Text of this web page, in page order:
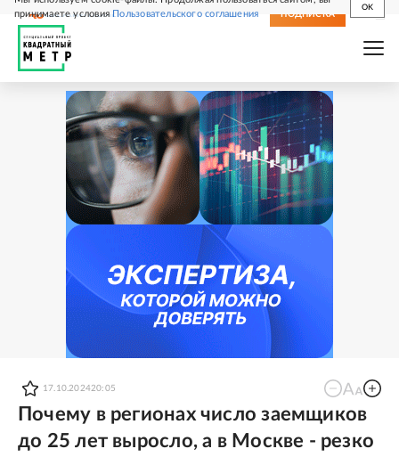
принимаете условияПользовательского соглашения
OK
СВЕЖИЙ НОМЕР ПОДПИСКА
17.10.202420:05
Почему в регионах число заемщиков
до 25 лет выросло, а в Москве - резко